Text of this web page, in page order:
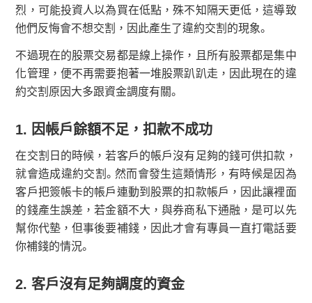
烈，可能投資人以為買在低點，殊不知隔天更低，這導致
他們反悔會不想交割，因此產生了違約交割的現象。
不過現在的股票交易都是線上操作，且所有股票都是集中
化管理，便不再需要抱著一堆股票趴趴走，因此現在的違
約交割原因大多跟資金調度有關。
1. 因帳戶餘額不足，扣款不成功
在交割日的時候，若客戶的帳戶沒有足夠的錢可供扣款，
就會造成違約交割。然而會發生這類情形，有時候是因為
客戶把簽帳卡的帳戶連動到股票的扣款帳戶，因此讓裡面
的錢產生誤差，若金額不大，與券商私下通融，是可以先
幫你代墊，但事後要補錢，因此才會有專員一直打電話要
你補錢的情況。
2. 客戶沒有足夠調度的資金